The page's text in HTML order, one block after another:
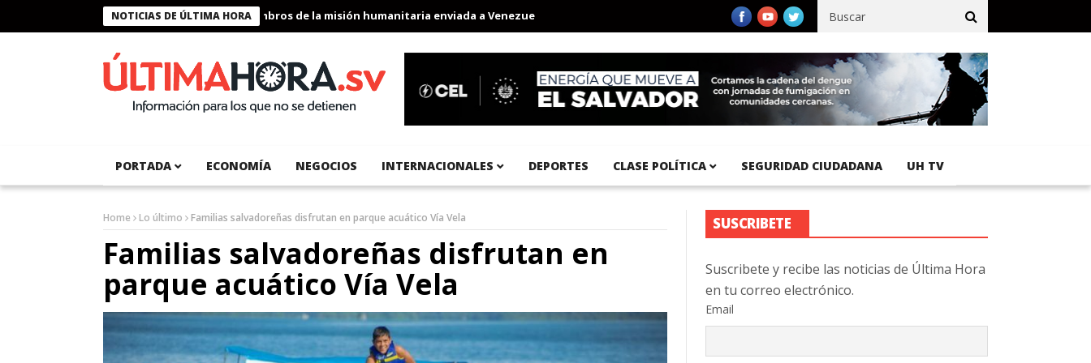
NOTICIAS DE ÚLTIMA HORA
Presidente Bukele condecora a miembros de la misión humanitaria enviada a Venezuela Aeropuerto Internacional del Pacífico registra 92 % de avance en obras de terracería
PORTADA ECONOMÍA NEGOCIOS INTERNACIONALES DEPORTES CLASE POLÍTICA SEGURIDAD CIUDADANA UH TV
Home Lo último Familias salvadoreñas disfrutan en parque acuático Vía Vela
Familias salvadoreñas disfrutan en
parque acuático Vía Vela
SUSCRIBETE
Suscribete y recibe las noticias de Última Hora
en tu correo electrónico.
Email